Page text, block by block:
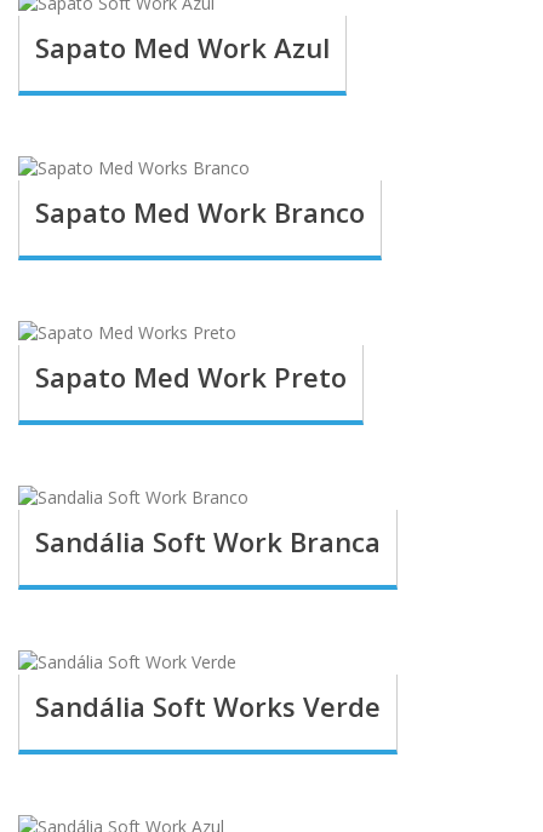
Sapato Med Work Azul
Sapato Med Work Branco
Sapato Med Work Preto
Sandália Soft Work Branca
Sandália Soft Works Verde